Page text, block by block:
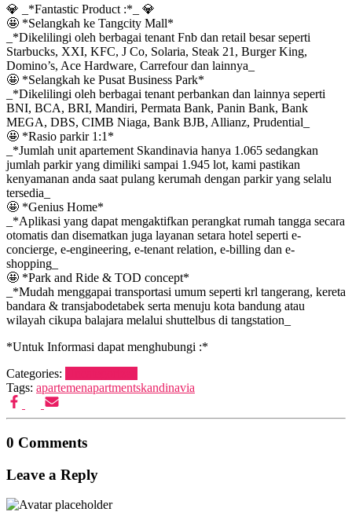
💎 _*Fantastic Product :*_ 💎
🤩 *Selangkah ke Tangcity Mall*
_*Dikelilingi oleh berbagai tenant Fnb dan retail besar seperti
Starbucks, XXI, KFC, J Co, Solaria, Steak 21, Burger King,
Domino’s, Ace Hardware, Carrefour dan lainnya_
🤩 *Selangkah ke Pusat Business Park*
_*Dikelilingi oleh berbagai tenant perbankan dan lainnya seperti
BNI, BCA, BRI, Mandiri, Permata Bank, Panin Bank, Bank
MEGA, DBS, CIMB Niaga, Bank BJB, Allianz, Prudential_
🤩 *Rasio parkir 1:1*
_*Jumlah unit apartement Skandinavia hanya 1.065 sedangkan
jumlah parkir yang dimiliki sampai 1.945 lot, kami pastikan
kenyamanan anda saat pulang kerumah dengan parkir yang selalu
tersedia_
🤩 *Genius Home*
_*Aplikasi yang dapat mengaktifkan perangkat rumah tangga secara
otomatis dan disematkan juga layanan setara hotel seperti e-
concierge, e-engineering, e-tenant relation, e-billing dan e-
shopping_
🤩 *Park and Ride & TOD concept*
_*Mudah menggapai transportasi umum seperti krl tangerang, kereta
bandara & transjabodetabek serta menuju kota bandung atau
wilayah cikupa balajara melalui shuttelbus di tangstation_
*Untuk Informasi dapat menghubungi :*
Categories:
Tags: apartemenapartmentskandinavia
0 Comments
Leave a Reply